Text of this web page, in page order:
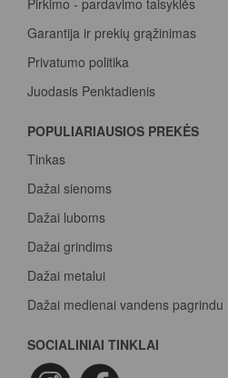
Pirkimo - pardavimo taisyklės
Garantija ir prekių grąžinimas
Privatumo politika
Juodasis Penktadienis
POPULIARIAUSIOS PREKĖS
Tinkas
Dažai sienoms
Dažai luboms
Dažai grindims
Dažai metalui
Dažai medienai vandens pagrindu
Dažai betonui
SOCIALINIAI TINKLAI